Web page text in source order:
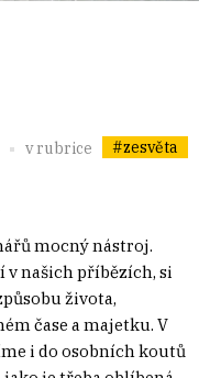
v rubrice #zesvěta
mocný nástroj.
našich příbězích, si
života,
čase a majetku. V
i do osobních koutů